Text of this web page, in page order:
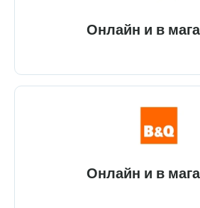
Онлайн и в
Онлайн и в